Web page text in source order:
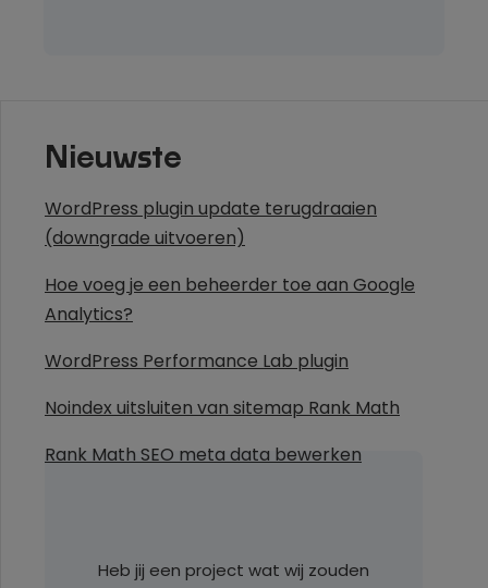
Nieuwste
WordPress plugin update terugdraaien
(downgrade uitvoeren)
Hoe voeg je een beheerder toe aan Google
Analytics?
WordPress Performance Lab plugin
Noindex uitsluiten van sitemap Rank Math
Rank Math SEO meta data bewerken
Heb jij een project wat wij zouden